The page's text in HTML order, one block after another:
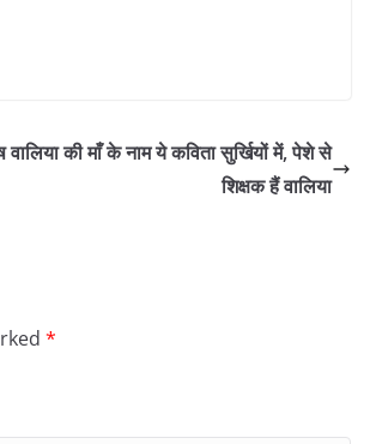
की माँ के नाम ये कविता सुर्खियों में, पेशे से
शिक्षक हैं वालिया
*